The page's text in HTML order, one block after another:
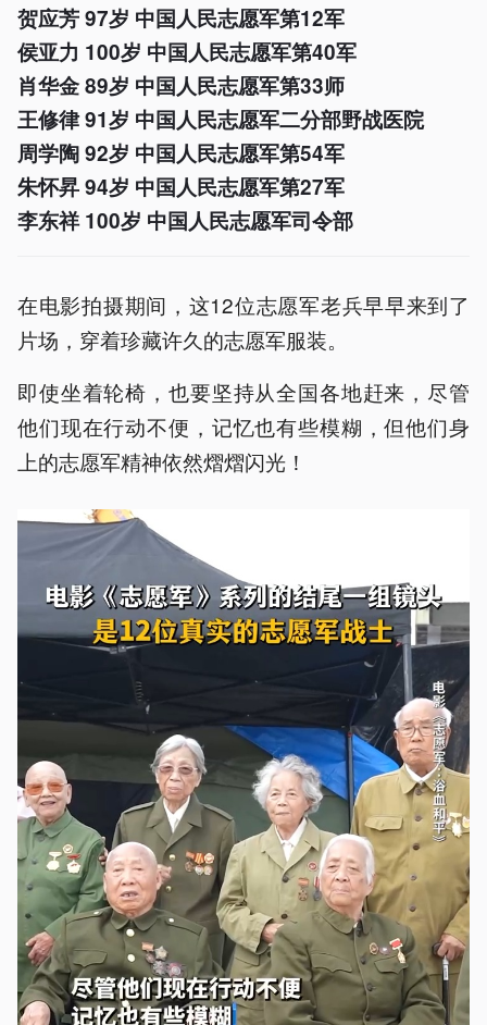
贺应芳 97岁 中国人民志愿军第12军
侯亚力 100岁 中国人民志愿军第40军
肖华金 89岁 中国人民志愿军第33师
王修律 91岁 中国人民志愿军二分部野战医院
周学陶 92岁 中国人民志愿军第54军
朱怀昇 94岁 中国人民志愿军第27军
李东祥 100岁 中国人民志愿军司令部
在电影拍摄期间，这12位志愿军老兵早早来到了
片场，穿着珍藏许久的志愿军服装。
即使坐着轮椅，也要坚持从全国各地赶来，尽管
他们现在行动不便，记忆也有些模糊，但他们身
上的志愿军精神依然熠熠闪光！